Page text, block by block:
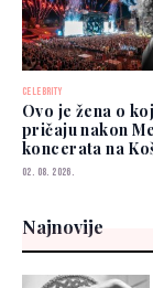
CELEBRITY
Ovo je žena o
pričaju nakon
koncerata na
02. 08. 2026.
Najnovije